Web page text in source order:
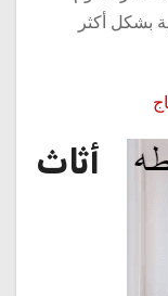
بشكل أكثر
أثاث